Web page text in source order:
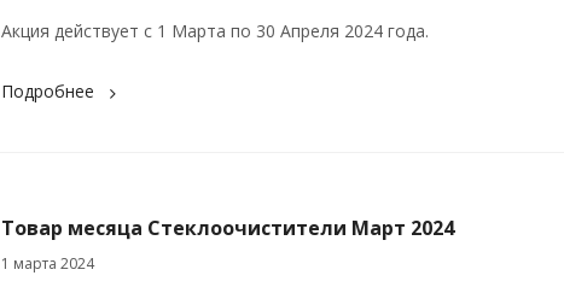
Акция действует с 1 Марта по 30 Апреля 2024 года.
Подробнее
Товар месяца Стеклоочистители Март 2024
1 марта 2024